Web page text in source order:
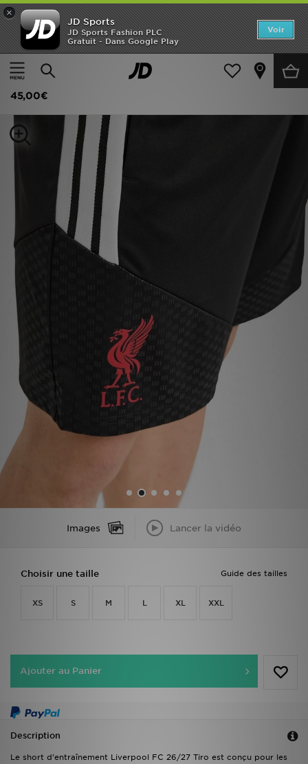
×
JD Sports
JD Sports Fashion PLC
Gratuit - Dans Google Play
Voir
Accueil
Homme Vêtements Homme Maillots Officiels
adidas Short D'entraînement Liverpool Fc 26/27 Tiro
45,00€
Images Lancer la vidéo
Guide des tailles
Choisir une taille
XS S M L XL XXL
Ajouter au Panier
Description
Le short d'entraînement Liverpool FC 26/27 Tiro est conçu pour les
Accueil
Nouveautés
Femme
Collections
Football
PROMOS
Mon JD
Suivre Ma Commande
Service client
Nos Magasins